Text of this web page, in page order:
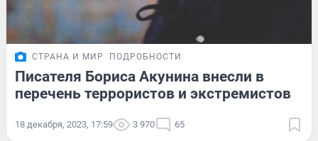
СТРАНА И МИР ПОДРОБНОСТИ
Писателя Бориса Акунина внесли в
перечень террористов и экстремистов
18 декабря, 2023, 17:59 3 970 65